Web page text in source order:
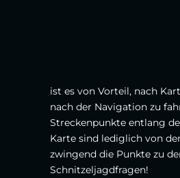
ist es von Vorteil, nach
nach der Navigation zu
Streckenpunkte entlang
Karte sind lediglich von
zwingend die Punkte zu
Schnitzeljagdfragen!